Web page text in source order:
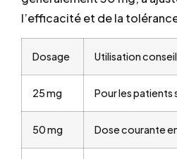
l’efficacité et de la
Dosage Utilisation
25 mg Pour les patients
50 mg Dose courante